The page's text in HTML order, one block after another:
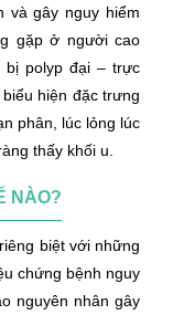
và gây nguy hiểm
gặp ở người cao
bị polyp đại – trực
hiện đặc trưng
phân, lúc lỏng lúc
thấy khối u.
NÀO?
biệt với những
chứng bệnh nguy
nguyên nhân gây